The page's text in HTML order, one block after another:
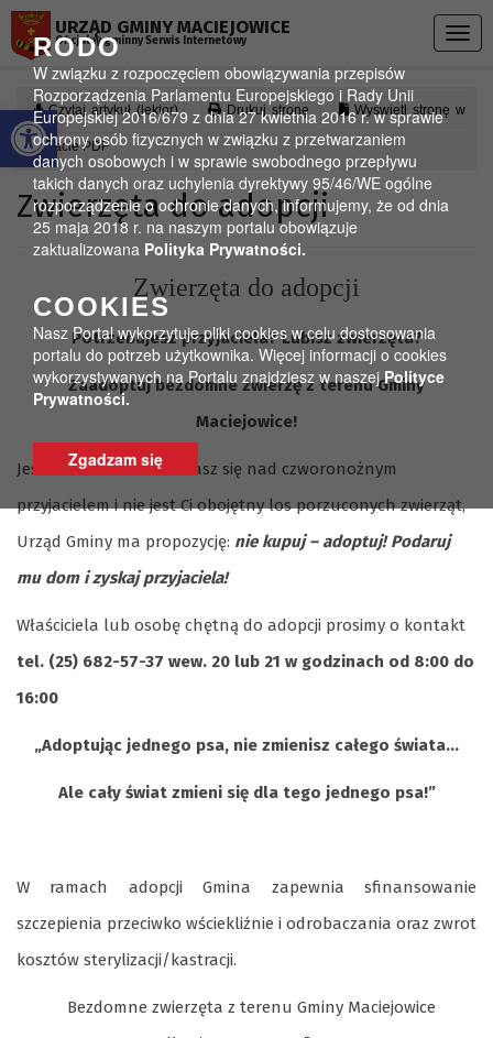
Otwórz pasek narzędzi
RODO
W związku z rozpoczęciem obowiązywania przepisów
Rozporządzenia Parlamentu Europejskiego i Rady Unii
Europejskiej 2016/679 z dnia 27 kwietnia 2016 r. w sprawie
ochrony osób fizycznych w związku z przetwarzaniem
danych osobowych i w sprawie swobodnego przepływu
takich danych oraz uchylenia dyrektywy 95/46/WE ogólne
rozporządzenie o ochronie danych, informujemy, że od dnia
25 maja 2018 r. na naszym portalu obowiązuje
zaktualizowana Polityka Prywatności.
COOKIES
Nasz Portal wykorzytuje pliki cookies w celu dostosowania
portalu do potrzeb użytkownika. Więcej informacji o cookies
wykorzystywanych na Portalu znajdziesz w naszejPolityce
Prywatności.
Zgadzam się
URZĄD GMINY MACIEJOWICE
Oficjalny gminny Serwis Internetowy
Czytaj artykuł (lektor) Drukuj stronę Wyświetl stronę w
formacie PDF
Zwierzęta do adopcji
Zwierzęta do adopcji
Potrzebujesz przyjaciela? Lubisz zwierzęta?
Zaadoptuj bezdomne zwierzę z terenu Gminy
Maciejowice!
Jeśli właśnie zastanawiasz się nad czworonożnym
przyjacielem i nie jest Ci obojętny los porzuconych zwierząt,
Urząd Gminy ma propozycję: nie kupuj – adoptuj! Podaruj
mu dom i zyskaj przyjaciela!
Właściciela lub osobę chętną do adopcji prosimy o kontakt
tel. (25) 682-57-37 wew. 20 lub 21 w godzinach od 8:00 do
16:00
„Adoptując jednego psa, nie zmienisz całego świata…
Ale cały świat zmieni się dla tego jednego psa!”
W ramach adopcji Gmina zapewnia sfinansowanie
szczepienia przeciwko wściekliźnie i odrobaczania oraz zwrot
kosztów sterylizacji/kastracji.
Bezdomne zwierzęta z terenu Gminy Maciejowice